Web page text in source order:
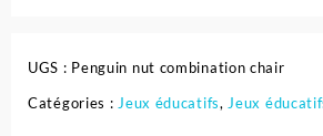
UGS : Penguin nut combination chair
Catégories : Jeux éducatifs, Jeux